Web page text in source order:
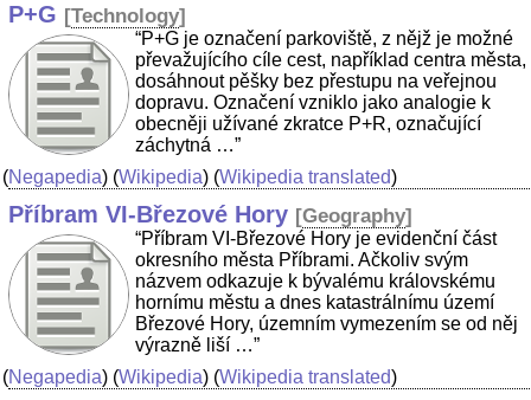
P+G [Technology]
“P+G je označení parkoviště, z nějž je možné
převažujícího cíle cest, například centra města,
dosáhnout pěšky bez přestupu na veřejnou
dopravu. Označení vzniklo jako analogie k
obecněji užívané zkratce P+R, označující
záchytná …”
(Negapedia) (Wikipedia) (Wikipedia translated)
Příbram VI-Březové Hory [Geography]
“Příbram VI-Březové Hory je evidenční část
okresního města Příbrami. Ačkoliv svým
názvem odkazuje k bývalému královskému
hornímu městu a dnes katastrálnímu území
Březové Hory, územním vymezením se od něj
výrazně liší …”
(Negapedia) (Wikipedia) (Wikipedia translated)